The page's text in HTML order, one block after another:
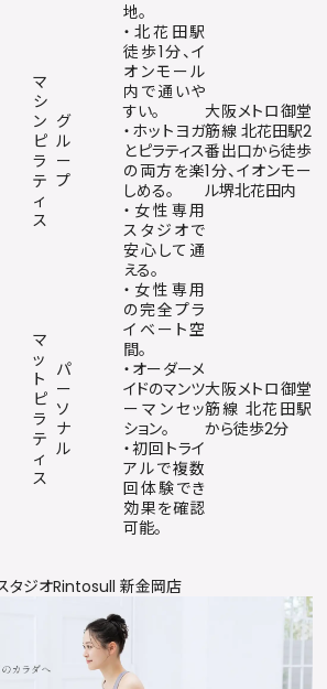
地。
マ
シ
ン
ピ
ラ
テ
ィ
ス
グ
ル
ー
プ
・北花田駅
徒歩1分、イ
オンモール
内で通いや
すい。
・ホットヨガ
とピラティス
の両方を楽
しめる。
・女性専用
スタジオで
安心して通
える。
大阪メトロ御堂
筋線 北花田駅2
番出口から徒歩
1分、イオンモー
ル堺北花田内
マ
ッ
ト
ピ
ラ
テ
ィ
ス
パ
ー
ソ
ナ
ル
・女性専用
の完全プラ
イベート空
間。
・オーダーメ
イドのマンツ
ーマンセッ
ション。
・初回トライ
アルで複数
回体験でき
効果を確認
可能。
大阪メトロ御堂
筋線 北花田駅
から徒歩2分
タジオRintosull 新金岡店